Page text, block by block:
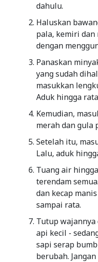
dahulu.
Haluskan
pala, kemiri
dengan
Panaskan
yang sudah
masukkan
Aduk hingga
Kemudian,
merah dan gula
Setelah itu,
Lalu, aduk
Tuang air
terendam
dan kecap
sampai rata.
Tutup wajannya
api kecil -
sapi serap
berubah.